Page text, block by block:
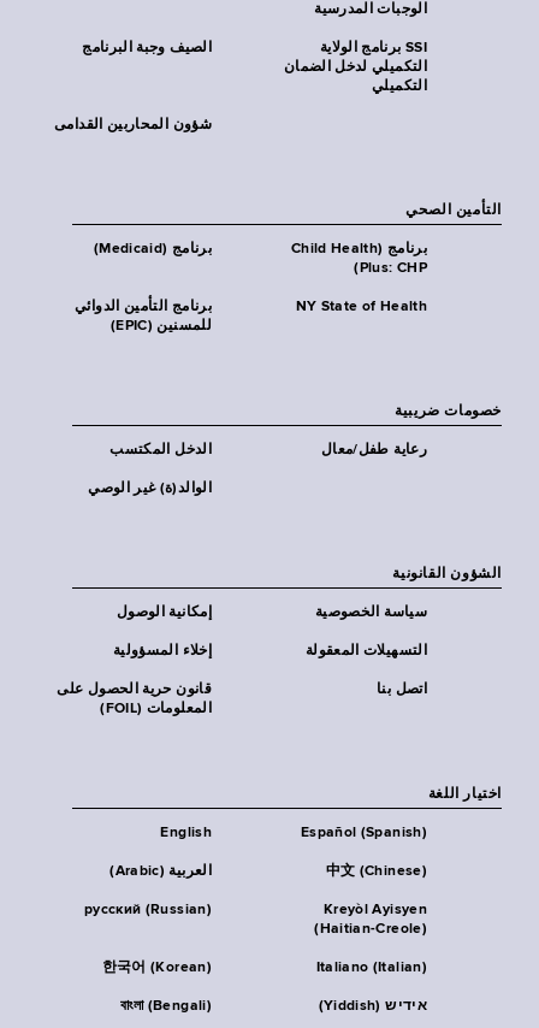
الوجبات المدرسية
الصيف وجبة البرنامج
SSI برنامج الولاية
التكميلي لدخل الضمان
التكميلي
شؤون المحاربين القدامى
التأمين الصحي
برنامج (Medicaid)
برنامج (Child Health
Plus: CHP)
برنامج التأمين الدوائي
للمسنين (EPIC)
NY State of Health
خصومات ضريبية
الدخل المكتسب رعاية طفل/معال
الوالد(ة) غير الوصي
الشؤون القانونية
إمكانية الوصول سياسة الخصوصية
إخلاء المسؤولية التسهيلات المعقولة
قانون حرية الحصول على
المعلومات (FOIL)
اتصل بنا
اختيار اللغة
English Español (Spanish)
العربية (Arabic) 中文 (Chinese)
русский (Russian)
Kreyòl Ayisyen
(Haitian-Creole)
한국어 (Korean) Italiano (Italian)
বাংলা (Bengali) אידיש (Yiddish)